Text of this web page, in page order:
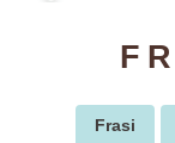
Frasi